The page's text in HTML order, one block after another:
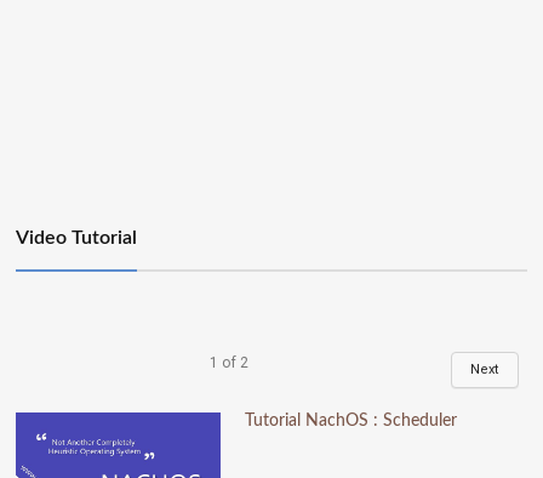
Video Tutorial
1 of 2 Next
Tutorial NachOS : Scheduler